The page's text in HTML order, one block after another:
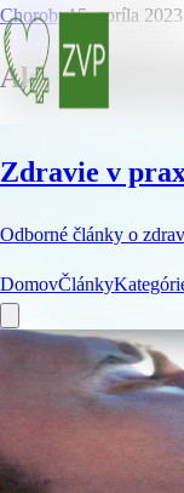
Zdravie v
Odborné články o
DomovČlánky
Choroby15. apríla 2023
Ako vyčistiť